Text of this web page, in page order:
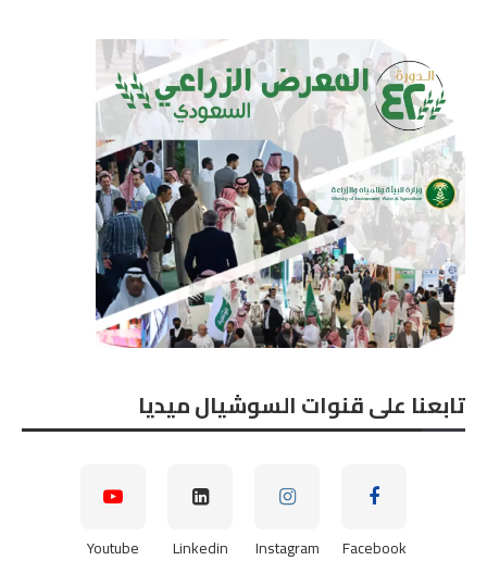
تابعنا على قنوات السوشيال ميديا
Facebook
Instagram
Linkedin
Youtube